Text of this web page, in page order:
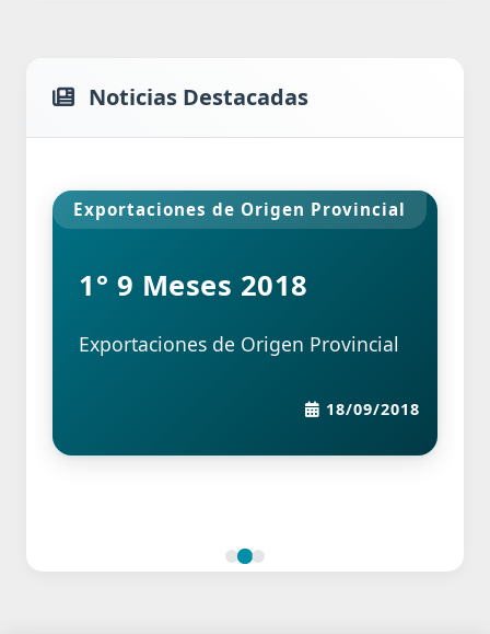
Noticias Destacadas
Exportaciones de Origen Provincial
1° 9 Meses 2018
Exportaciones de Origen Provincial
18/09/2018